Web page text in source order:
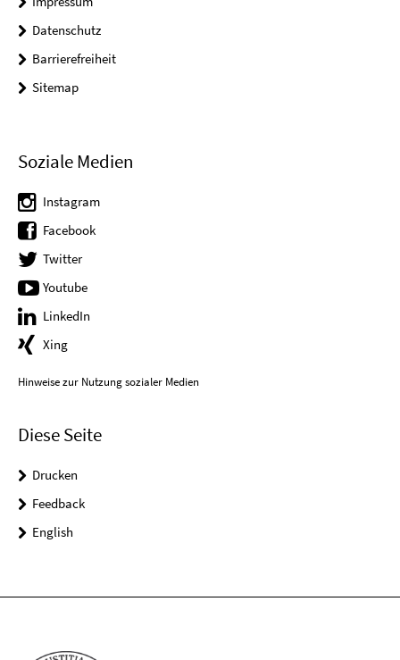
Datenschutz
Barrierefreiheit
Sitemap
Soziale Medien
Instagram
Facebook
Twitter
Youtube
LinkedIn
Xing
Hinweise zur Nutzung sozialer Medien
Diese Seite
Drucken
Feedback
English